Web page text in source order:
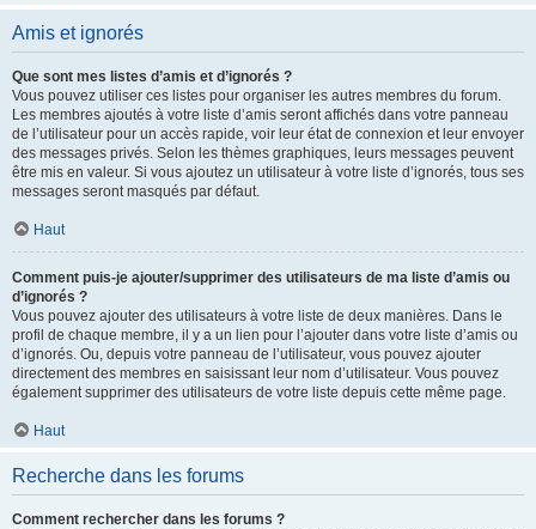
Amis et ignorés
Que sont mes listes d’amis et d’ignorés ?
Vous pouvez utiliser ces listes pour organiser les autres membres du forum.
Les membres ajoutés à votre liste d’amis seront affichés dans votre panneau
de l’utilisateur pour un accès rapide, voir leur état de connexion et leur envoyer
des messages privés. Selon les thèmes graphiques, leurs messages peuvent
être mis en valeur. Si vous ajoutez un utilisateur à votre liste d’ignorés, tous ses
messages seront masqués par défaut.
Haut
Comment puis-je ajouter/supprimer des utilisateurs de ma liste d’amis ou
d’ignorés ?
Vous pouvez ajouter des utilisateurs à votre liste de deux manières. Dans le
profil de chaque membre, il y a un lien pour l’ajouter dans votre liste d’amis ou
d’ignorés. Ou, depuis votre panneau de l’utilisateur, vous pouvez ajouter
directement des membres en saisissant leur nom d’utilisateur. Vous pouvez
également supprimer des utilisateurs de votre liste depuis cette même page.
Haut
Recherche dans les forums
Comment rechercher dans les forums ?